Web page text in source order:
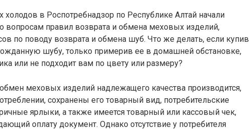
в Роспотребнадзор по Республике Алтай начали
вопросам правил возврата и обмена меховых изделий,
по поводу возврата и обмена шуб. Что же делать, если купив
шубу, только примерив ее в домашней обстановке,
или не подходит вам по цвету или размеру?
меховых изделий надлежащего качества производится,
сохранены его товарный вид, потребительские
ярлыки, а также имеется товарный или кассовый чек,
оплату документ. Однако отсутствие у потребителя